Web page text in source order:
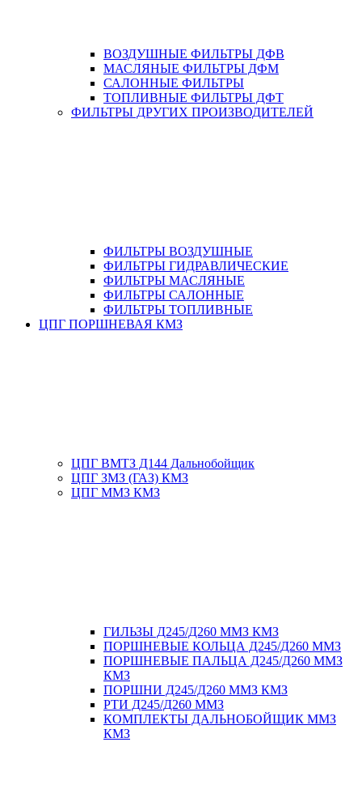
ВОЗДУШНЫЕ ФИЛЬТРЫ ДФВ
МАСЛЯНЫЕ ФИЛЬТРЫ ДФМ
САЛОННЫЕ ФИЛЬТРЫ
ТОПЛИВНЫЕ ФИЛЬТРЫ ДФТ
ФИЛЬТРЫ ДРУГИХ ПРОИЗВОДИТЕЛЕЙ
ФИЛЬТРЫ ВОЗДУШНЫЕ
ФИЛЬТРЫ ГИДРАВЛИЧЕСКИЕ
ФИЛЬТРЫ МАСЛЯНЫЕ
ФИЛЬТРЫ САЛОННЫЕ
ФИЛЬТРЫ ТОПЛИВНЫЕ
ЦПГ ПОРШНЕВАЯ КМЗ
ЦПГ ВМТЗ Д144 Дальнобойщик
ЦПГ ЗМЗ (ГАЗ) КМЗ
ЦПГ ММЗ КМЗ
ГИЛЬЗЫ Д245/Д260 ММЗ КМЗ
ПОРШНЕВЫЕ КОЛЬЦА Д245/Д260 ММЗ
ПОРШНЕВЫЕ ПАЛЬЦА Д245/Д260 ММЗ
КМЗ
ПОРШНИ Д245/Д260 ММЗ КМЗ
РТИ Д245/Д260 ММЗ
КОМПЛЕКТЫ ДАЛЬНОБОЙЩИК ММЗ
КМЗ